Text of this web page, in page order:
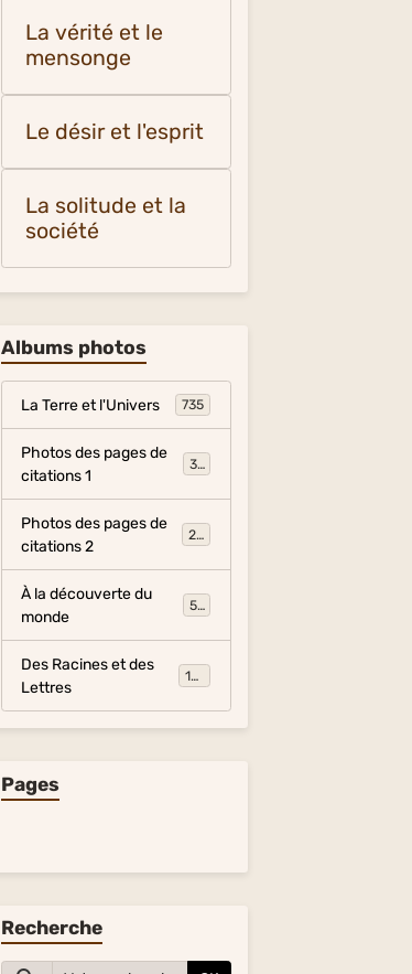
La vérité et le
mensonge
Le désir et l'esprit
La solitude et la
société
Albums photos
La Terre et l'Univers 735
Photos des pages de
citations 1
317
Photos des pages de
citations 2
281
À la découverte du
monde
54
Des Racines et des
Lettres
134
Pages
Recherche